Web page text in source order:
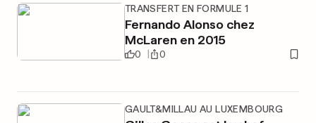
TRANSFERT EN FORMULE 1
Fernando Alonso chez
McLaren en 2015
0 0
GAULT&MILLAU AU LUXEMBOURG